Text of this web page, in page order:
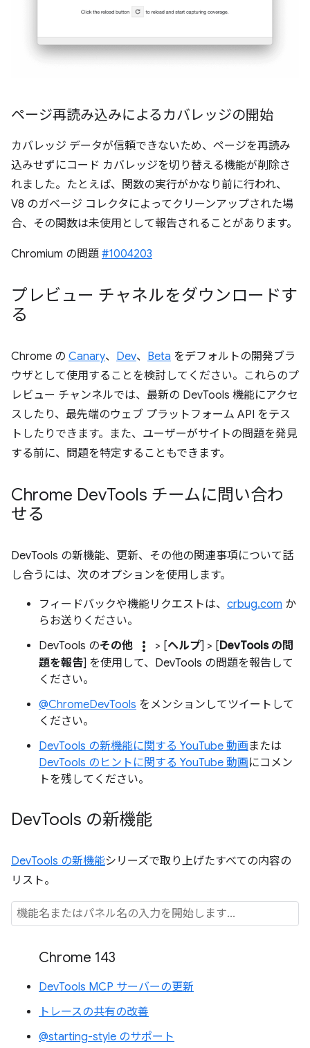
ページ再読み込みによるカバレッジの開始
カバレッジ データが信頼できないため、ページを再読み
込みせずにコード カバレッジを切り替える機能が削除さ
れました。たとえば、関数の実行がかなり前に行われ、
V8 のガベージ コレクタによってクリーンアップされた場
合、その関数は未使用として報告されることがあります。
Chromium の問題 #1004203
プレビュー チャネルをダウンロードす
る
Chrome の Canary、 Dev、 Beta をデフォルトの開発ブラ
ウザとして使用することを検討してください。これらのプ
レビュー チャンネルでは、最新の DevTools 機能にアクセ
スしたり、最先端のウェブ プラットフォーム API をテス
トしたりできます。また、ユーザーがサイトの問題を発見
する前に、問題を特定することもできます。
Chrome DevTools チームに問い合わ
せる
DevTools の新機能、更新、その他の関連事項について話
し合うには、次のオプションを使用します。
フィードバックや機能リクエストは、 crbug.com か
らお送りください。
DevTools のその他 more_vert > [ヘルプ] > [DevTools の問
題を報告] を使用して、DevTools の問題を報告して
ください。
@ChromeDevTools をメンションしてツイートして
ください。
DevTools の新機能に関する YouTube 動画 または
DevTools のヒントに関する YouTube 動画にコメン
トを残してください。
DevTools の新機能
DevTools の新機能シリーズで取り上げたすべての内容の
リスト。
Chrome 143
DevTools MCP サーバーの更新
トレースの共有の改善
@starting-style のサポート